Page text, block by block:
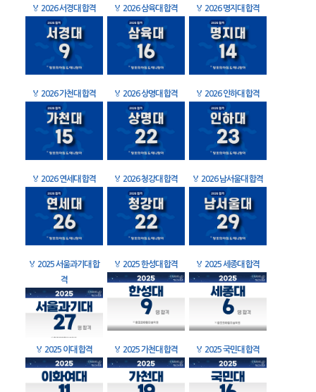
🏅 2026 서경대 합격 🏅 2026 삼육대 합격 🏅 2026 명지대 합격
🏅 2026 가천대 합격 🏅 2026 상명대 합격 🏅 2026 인하대 합격
🏅 2026 연세대 합격 🏅 2026 청강대 합격 🏅 2026 남서울대 합격
🏅 2025 서울과기대 합
격
🏅 2025 한성대 합격 🏅 2025 세종대 합격
🏅 2025 이대 합격 🏅 2025 가천대 합격 🏅 2025 국민대 합격